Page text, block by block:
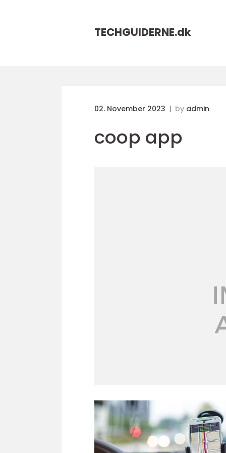
TECHGUIDERNE.dk
02. November 2023 by admin
coop app